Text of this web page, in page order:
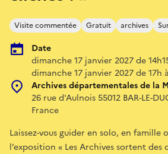
Visite commentée Gratuit archives
Date
dimanche 17 janvier 2027 de
dimanche 17 janvier 2027 de 17h
Archives départementales de la
26 rue d'Aulnois 55012 BAR-LE-
France
Laissez-vous guider en solo, en famille
l’exposition « Les Archives sortent des